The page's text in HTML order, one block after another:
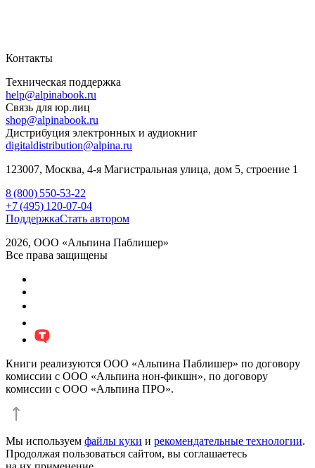
Контакты
Техническая поддержка
help@alpinabook.ru
Связь для юр.лиц
shop@alpinabook.ru
Дистрибуция электронных и аудиокниг
digitaldistribution@alpina.ru
123007, Москва, 4-я Магистральная улица, дом 5, строение 1
8 (800) 550-53-22
+7 (495) 120-07-04
ПоддержкаСтать автором
2026, ООО «Альпина Паблишер»
Все права защищены
Книги реализуются ООО «Альпина Паблишер» по договору
комиссии с ООО «Альпина нон-фикшн», по договору
комиссии с ООО «Альпина ПРО».
Мы используем файлы куки и рекомендательные технологии.
Продолжая пользоваться сайтом, вы соглашаетесь